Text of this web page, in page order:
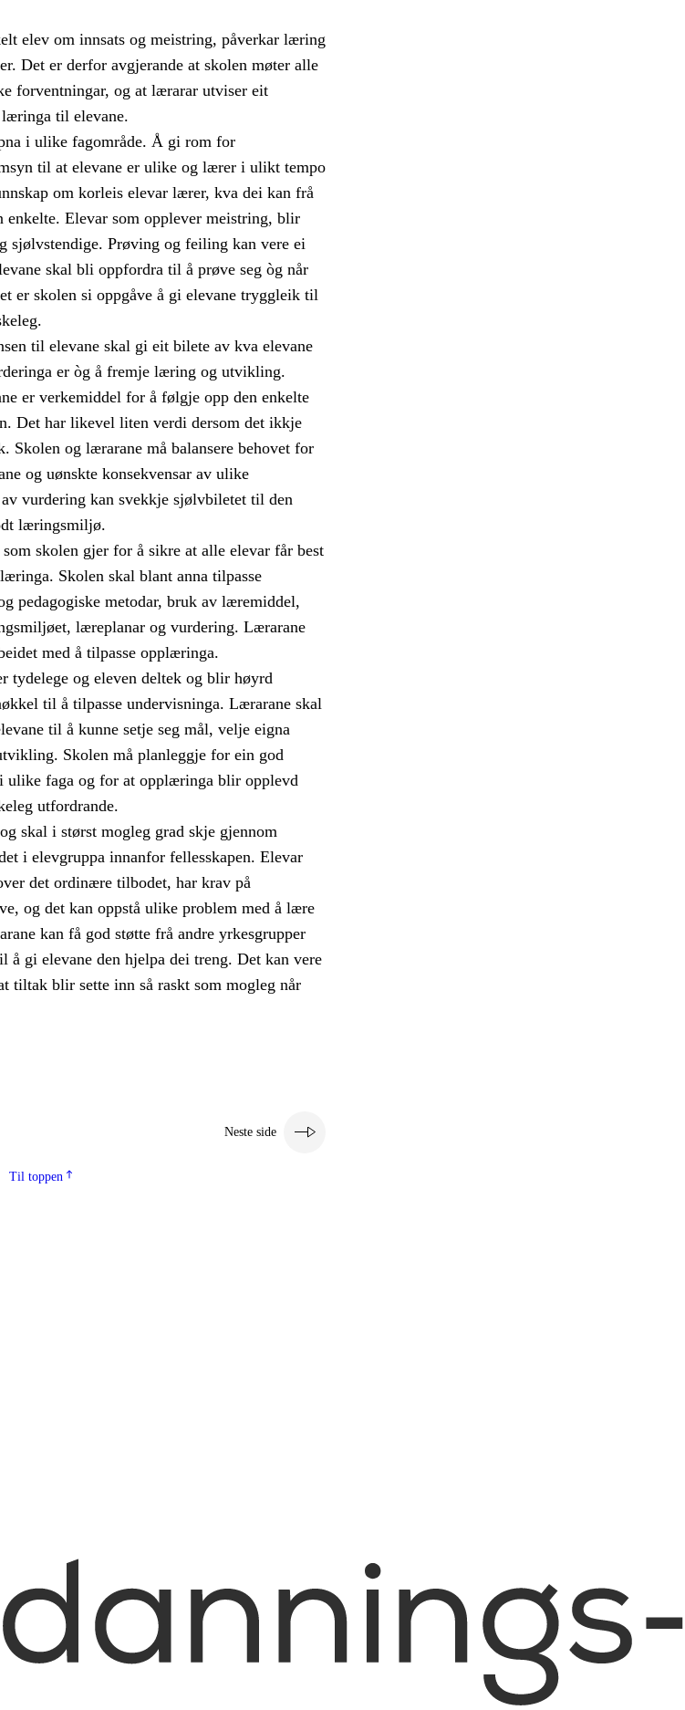
elev om innsats og meistring, påverkar læring
Det er derfor avgjerande at skolen møter alle
forventningar, og at lærarar utviser eit
til elevane.
i ulike fagområde. Å gi rom for
til at elevane er ulike og lærer i ulikt tempo
om korleis elevar lærer, kva dei kan frå
Elevar som opplever meistring, blir
sjølvstendige. Prøving og feiling kan vere ei
skal bli oppfordra til å prøve seg òg når
er skolen si oppgåve å gi elevane tryggleik til
til elevane skal gi eit bilete av kva elevane
er òg å fremje læring og utvikling.
er verkemiddel for å følgje opp den enkelte
Det har likevel liten verdi dersom det ikkje
og lærarane må balansere behovet for
og uønskte konsekvensar av ulike
vurdering kan svekkje sjølvbiletet til den
læringsmiljø.
skolen gjer for å sikre at alle elevar får best
Skolen skal blant anna tilpasse
pedagogiske metodar, bruk av læremiddel,
læreplanar og vurdering. Lærarane
med å tilpasse opplæringa.
tydelege og eleven deltek og blir høyrd
til å tilpasse undervisninga. Lærarane skal
til å kunne setje seg mål, velje eigna
Skolen må planleggje for ein god
ulike faga og for at opplæringa blir opplevd
utfordrande.
skal i størst mogleg grad skje gjennom
i elevgruppa innanfor fellesskapen. Elevar
det ordinære tilbodet, har krav på
og det kan oppstå ulike problem med å lære
kan få god støtte frå andre yrkesgrupper
gi elevane den hjelpa dei treng. Det kan vere
tiltak blir sette inn så raskt som mogleg når
Neste side
Til toppen